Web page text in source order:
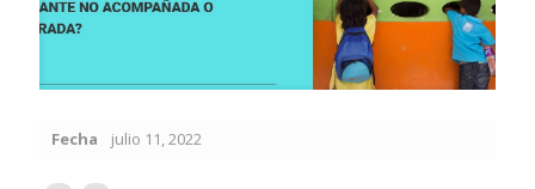
Fecha julio 11, 2022